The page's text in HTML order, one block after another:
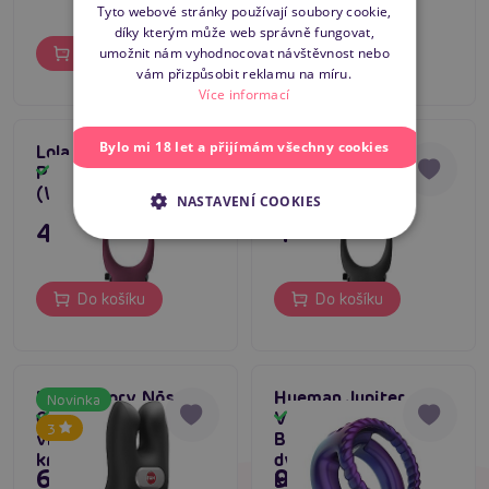
Do košíku Do košíku
Lola Games Pure
Passion Stardust
(Wine red)
Skladem
495 Kč
Do košíku
5
Lola Games Pure
Passion Stardust
(Black)
Skladem
495 Kč
Do košíku
Novinka
3
Fun Factory Nōs
Classic (Black),
vibrační erekční
kroužek
Skladem
695 Kč
Hueman Jupiter
Vibrating Cock And
Ball Ring (Purple),
dvojitý vibrační
kroužek
Skladem
995 Kč
ENGLISH
Tyto webové stránky používají soubory cookie,
díky kterým může web správně fungovat,
umožnit nám vyhodnocovat návštěvnost nebo
vám přizpůsobit reklamu na míru.
Více informací
Bylo mi 18 let a přijímám všechny cookies
NASTAVENÍ COOKIES